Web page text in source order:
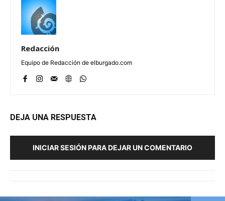
Redacción
Equipo de Redacción de elburgado.com
DEJA UNA RESPUESTA
INICIAR SESIÓN PARA DEJAR UN COMENTARIO